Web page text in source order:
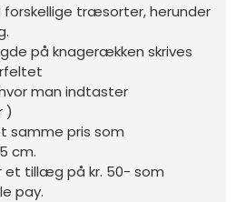
forskellige træsorter, herunder
på knagerækken skrives
man indtaster
)
samme pris som
cm.
et tillæg på kr. 50- som
pay.